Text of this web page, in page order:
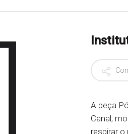
A peça
Canal,
respirar